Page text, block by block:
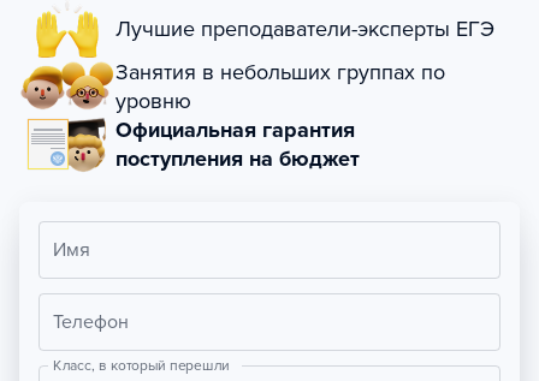
Лучшие преподаватели-эксперты ЕГЭ
Занятия в небольших группах по
уровню
Официальная гарантия
поступления на бюджет
Имя
Телефон
Класс, в который перешли